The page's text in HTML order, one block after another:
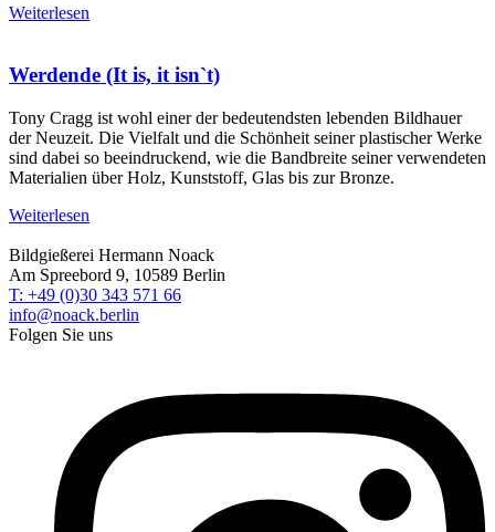
Weiterlesen
Werdende (It is, it isn`t)
Tony Cragg ist wohl einer der bedeutendsten lebenden Bildhauer
der Neuzeit. Die Vielfalt und die Schönheit seiner plastischer Werke
sind dabei so beeindruckend, wie die Bandbreite seiner verwendeten
Materialien über Holz, Kunststoff, Glas bis zur Bronze.
Weiterlesen
Bildgießerei Hermann Noack
Am Spreebord 9, 10589 Berlin
T: +49 (0)30 343 571 66
info@noack.berlin
Folgen Sie uns